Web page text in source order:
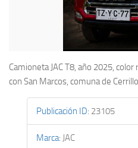
Camioneta JAC T8, año 2025,
con San Marcos, comuna de
Publicación ID: 23105
Marca: JAC